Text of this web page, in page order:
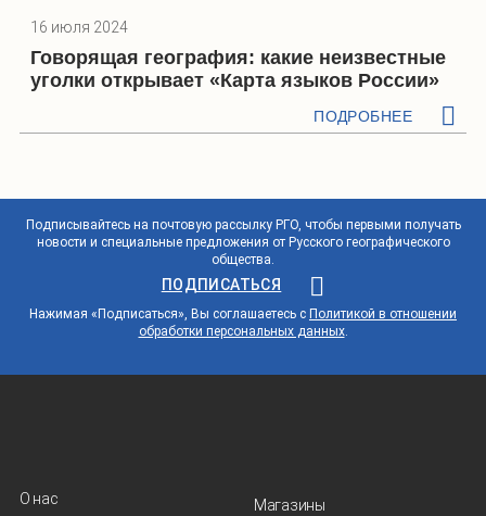
16 июля 2024
Говорящая география: какие неизвестные
уголки открывает «Карта языков России»
ПОДРОБНЕЕ
Подписывайтесь на почтовую рассылку РГО, чтобы первыми получать
новости и специальные предложения от Русского географического
общества.
ПОДПИСАТЬСЯ
Нажимая «Подписаться», Вы соглашаетесь с Политикой в отношении
обработки персональных данных.
О нас Магазины